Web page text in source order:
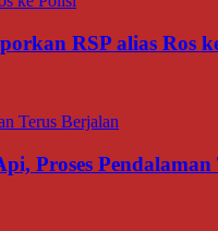
RSP alias Ros
Proses Pendalaman